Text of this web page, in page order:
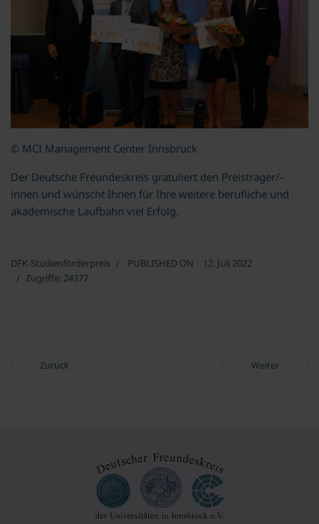
© MCI Management Center Innsbruck
Der Deutsche Freundeskreis gratuliert den Preisträger/-
innen und wünscht Ihnen für Ihre weitere berufliche und
akademische Laufbahn viel Erfolg.
DFK-Studienförderpreis PUBLISHED ON
12. Juli 2022
Zugriffe: 24377
Vorheriger Beitrag: Jahr 2016
Zurück Nächster
Weiter